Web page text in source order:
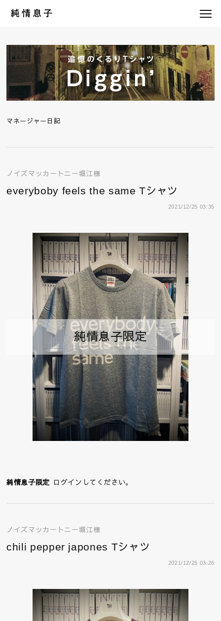
マネージャー日記
ノイズマッカートニー堀江様
everyboby feels the same Tシャツ
2021/12/25 03:35
純情息子限定
純情息子限定 ログインしてください。
ノイズマッカートニー堀江様
chili pepper japones Tシャツ
2021/12/25 03:26